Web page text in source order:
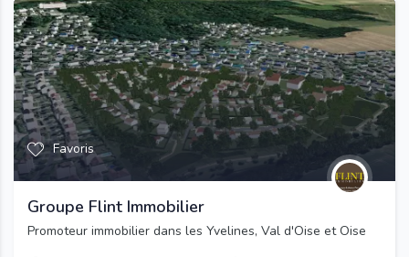
Favoris
Groupe Flint Immobilier
Promoteur immobilier dans les Yvelines, Val d'Oise et Oise